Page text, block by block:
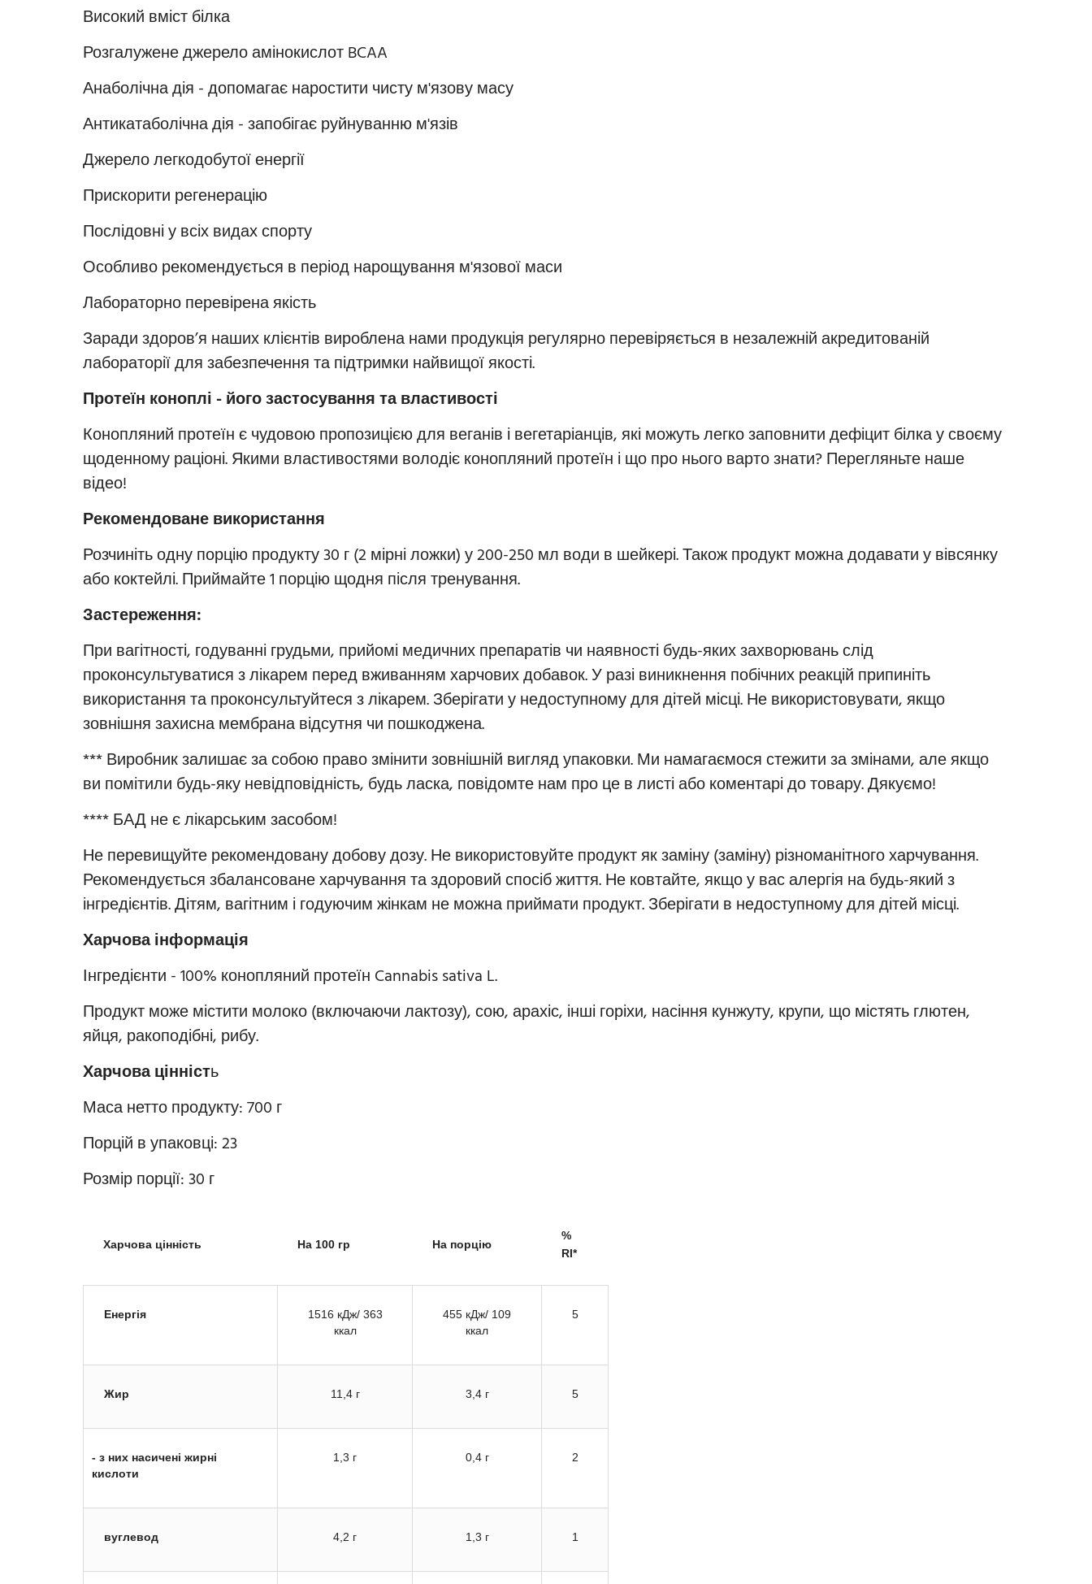
Високий вміст білка
Розгалужене джерело амінокислот BCAA
Анаболічна дія - допомагає наростити чисту м'язову масу
Антикатаболічна дія - запобігає руйнуванню м'язів
Джерело легкодобутої енергії
Прискорити регенерацію
Послідовні у всіх видах спорту
Особливо рекомендується в період нарощування м'язової маси
Лабораторно перевірена якість
Заради здоров’я наших клієнтів вироблена нами продукція регулярно перевіряється в незалежній акредитованій
лабораторії для забезпечення та підтримки найвищої якості.
Протеїн коноплі - його застосування та властивості
Конопляний протеїн є чудовою пропозицією для веганів і вегетаріанців, які можуть легко заповнити дефіцит білка у своєму
щоденному раціоні. Якими властивостями володіє конопляний протеїн і що про нього варто знати? Перегляньте наше
відео!
Рекомендоване використання
Розчиніть одну порцію продукту 30 г (2 мірні ложки) у 200-250 мл води в шейкері. Також продукт можна додавати у вівсянку
або коктейлі. Приймайте 1 порцію щодня після тренування.
Застереження:
При вагітності, годуванні грудьми, прийомі медичних препаратів чи наявності будь-яких захворювань слід
проконсультуватися з лікарем перед вживанням харчових добавок. У разі виникнення побічних реакцій припиніть
використання та проконсультуйтеся з лікарем. Зберігати у недоступному для дітей місці. Не використовувати, якщо
зовнішня захисна мембрана відсутня чи пошкоджена.
*** Виробник залишає за собою право змінити зовнішній вигляд упаковки. Ми намагаємося стежити за змінами, але якщо
ви помітили будь-яку невідповідність, будь ласка, повідомте нам про це в листі або коментарі до товару. Дякуємо!
**** БАД не є лікарським засобом!
Не перевищуйте рекомендовану добову дозу. Не використовуйте продукт як заміну (заміну) різноманітного харчування.
Рекомендується збалансоване харчування та здоровий спосіб життя. Не ковтайте, якщо у вас алергія на будь-який з
інгредієнтів. Дітям, вагітним і годуючим жінкам не можна приймати продукт. Зберігати в недоступному для дітей місці.
Харчова інформація
Інгредієнти - 100% конопляний протеїн Cannabis sativa L.
Продукт може містити молоко (включаючи лактозу), сою, арахіс, інші горіхи, насіння кунжуту, крупи, що містять глютен,
яйця, ракоподібні, рибу.
Харчова цінність
Маса нетто продукту: 700 г
Порцій в упаковці: 23
Розмір порції: 30 г
Харчова цінність На 100 гр На порцію
%
RI*
Енергія
1516 кДж/ 363
ккал
455 кДж/ 109
ккал
5
Жир 11,4 г 3,4 г 5
- з них насичені жирні
кислоти
1,3 г 0,4 г 2
вуглевод 4,2 г 1,3 г 1